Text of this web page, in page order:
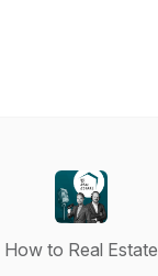
How to Real Estate